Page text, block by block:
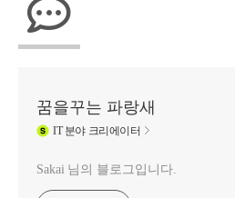
꿈을꾸는 파랑새
IT분야 크리에이터
Sakai 님의 블로그입니다.